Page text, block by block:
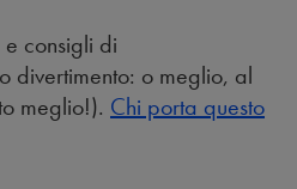
consigli di
divertimento: o meglio, al
meglio!). Chi porta questo